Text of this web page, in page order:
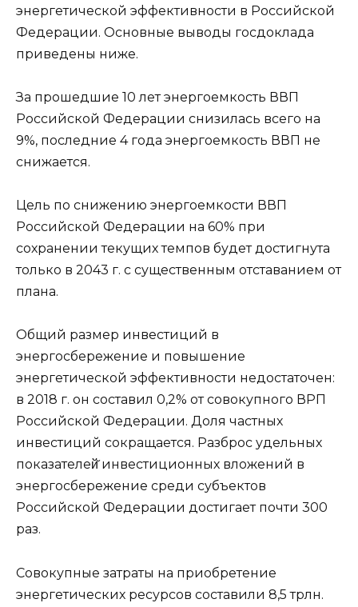
энергетической эффективности в Российской
Федерации. Основные выводы госдоклада
приведены ниже.
За прошедшие 10 лет энергоемкость ВВП
Российской Федерации снизилась всего на
9%, последние 4 года энергоемкость ВВП не
снижается.
Цель по снижению энергоемкости ВВП
Российской Федерации на 60% при
сохранении текущих темпов будет достигнута
только в 2043 г. с существенным отставанием от
плана.
Общий размер инвестиций в
энергосбережение и повышение
энергетической эффективности недостаточен:
в 2018 г. он составил 0,2% от совокупного ВРП
Российской Федерации. Доля частных
инвестиций сокращается. Разброс удельных
показателей̆ инвестиционных вложений в
энергосбережение среди субъектов
Российской Федерации достигает почти 300
раз.
Совокупные затраты на приобретение
энергетических ресурсов составили 8,5 трлн.